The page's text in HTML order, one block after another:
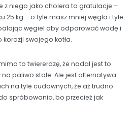
z niego jako cholera to gratulacje –
25 kg – o tyle masz mniej węgla i tyle
węgiel aby odparować wodę i
korozji swojego kotła.
to twiererdzę, że nadal jest to
paliwo stałe. Ale jest alternatywa.
na tyle cudownych, że aż trudno
spróbowania, bo przecież jak